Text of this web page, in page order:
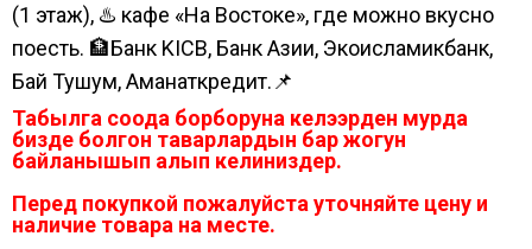
(1 этаж), ♨️ кафе «На Востоке», где можно вкусно
поесть. 🏦Банк KICB, Банк Азии, Экоисламикбанк,
Бай Тушум, Аманаткредит.📌
Табылга соода борборуна келээрден мурда
бизде болгон таварлардын бар жогун
байланышып алып келиниздер.
Перед покупкой пожалуйста уточняйте цену и
наличие товара на месте.